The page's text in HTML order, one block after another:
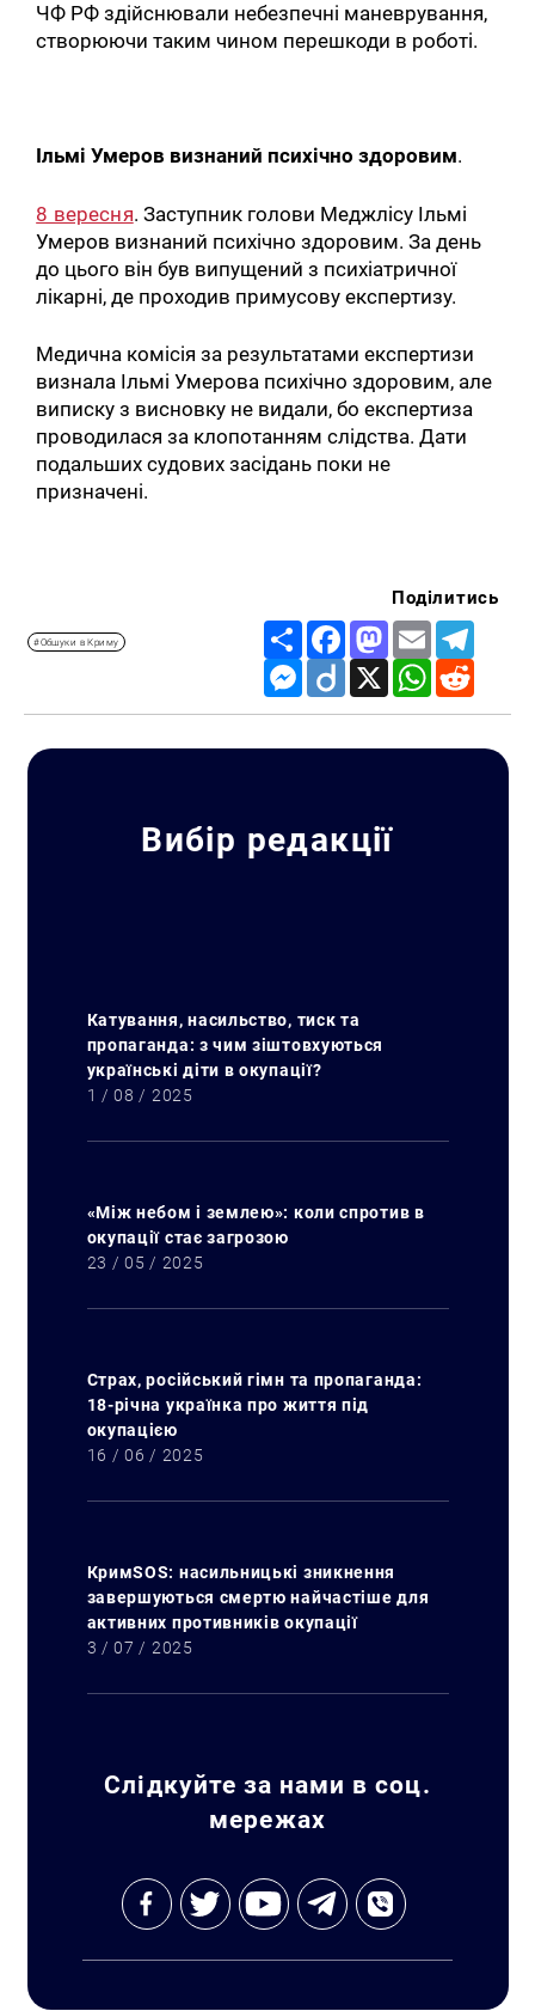
ЧФ РФ здійснювали небезпечні маневрування,
створюючи таким чином перешкоди в роботі.
Ільмі Умеров визнаний психічно здоровим.
8 вересня. Заступник голови Меджлісу Ільмі
Умеров визнаний психічно здоровим. За день
до цього він був випущений з психіатричної
лікарні, де проходив примусову експертизу.
Медична комісія за результатами експертизи
визнала Ільмі Умерова психічно здоровим, але
виписку з висновку не видали, бо експертиза
проводилася за клопотанням слідства. Дати
подальших судових засідань поки не
призначені.
#Обшуки в Криму
Поділитись
Share FacebookMastodon
Email
Messenger
Diigo X WhatsApp
Вибір редакції
Катування, насильство, тиск та
пропаганда: з чим зіштовхуються
українські діти в окупації?
1 / 08 / 2025
«Між небом і землею»: коли спротив в
окупації стає загрозою
23 / 05 / 2025
Страх, російський гімн та пропаганда:
18-річна українка про життя під
окупацією
16 / 06 / 2025
КримSOS: насильницькі зникнення
завершуються смертю найчастіше для
активних противників окупації
3 / 07 / 2025
Слідкуйте за нами в соц.
мережах